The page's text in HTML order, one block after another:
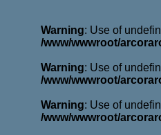
Warning: Use of
/www/wwwroot/
Warning: Use of
/www/wwwroot/
Warning: Use of
/www/wwwroot/